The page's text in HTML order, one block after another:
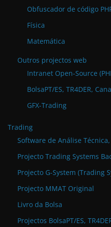
Obfuscador de código
Física
Matemática
Outros projectos web
Intranet Open-Source
BolsaPT/ES, TR4DER,
GFX-Trading
Trading
Software de Análise Técnica,
Projecto Trading Systems
Projecto G-System (Trading
Projecto MMAT Original
Livro da Bolsa
Projectos BolsaPT/ES,